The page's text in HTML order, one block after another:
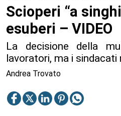
Scioperi “a
esuberi – VIDEO
La decisione della
lavoratori, ma i
Andrea Trovato